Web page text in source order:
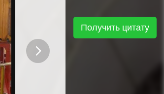
Получить цитату